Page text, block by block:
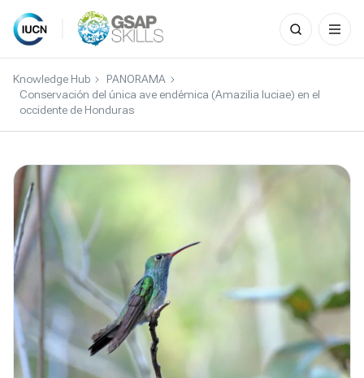
Skip
content
Search
for:
Knowledge Hub
PANORAMA
Conservación del única ave endémica (Amazilia luciae) en el
occidente de Honduras